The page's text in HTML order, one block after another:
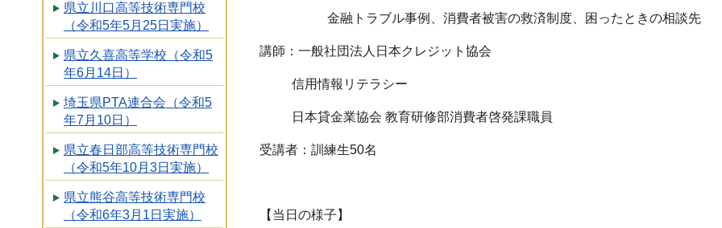
県立川口高等技術専門校
（令和5年5月25日実施）
県立久喜高等学校（令和5
年6月14日）
埼玉県PTA連合会（令和5
年7月10日）
県立春日部高等技術専門校
（令和5年10月3日実施）
県立熊谷高等技術専門校
（令和6年3月1日実施）
金融トラブル事例、消費者被害の救済制度、困ったときの相談先
講師：一般社団法人日本クレジット協会
信用情報リテラシー
日本貸金業協会 教育研修部消費者啓発課職員
受講者：訓練生50名
【当日の様子】